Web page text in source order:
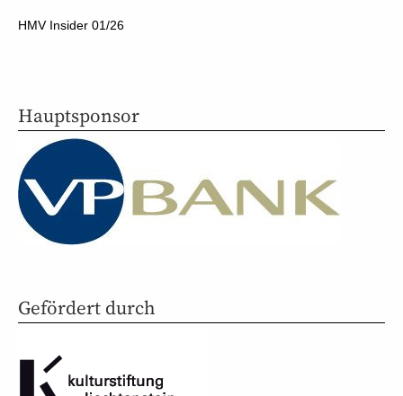
HMV Insider 01/26
Hauptsponsor
Gefördert durch